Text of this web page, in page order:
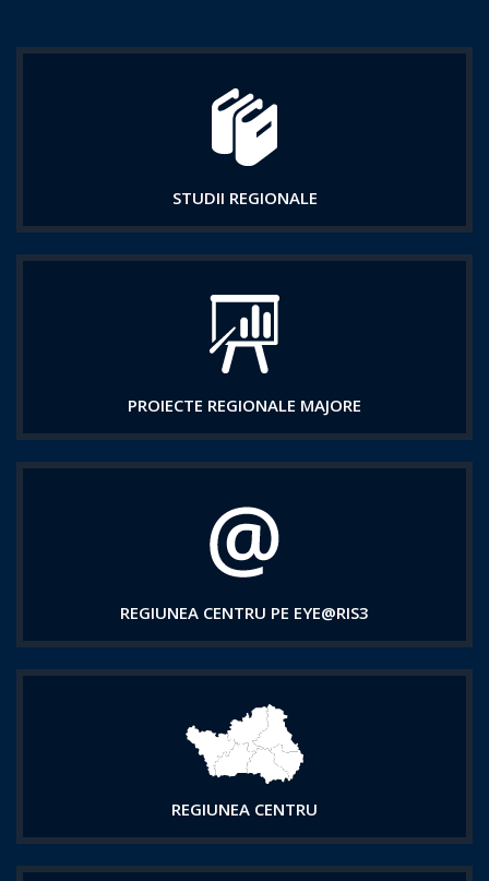
STUDII REGIONALE
PROIECTE REGIONALE MAJORE
REGIUNEA CENTRU PE EYE@RIS3
REGIUNEA CENTRU